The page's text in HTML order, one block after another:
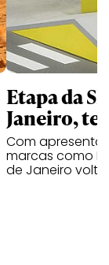
Etapa da
Janeiro,
Com
marcas como
de Janeiro